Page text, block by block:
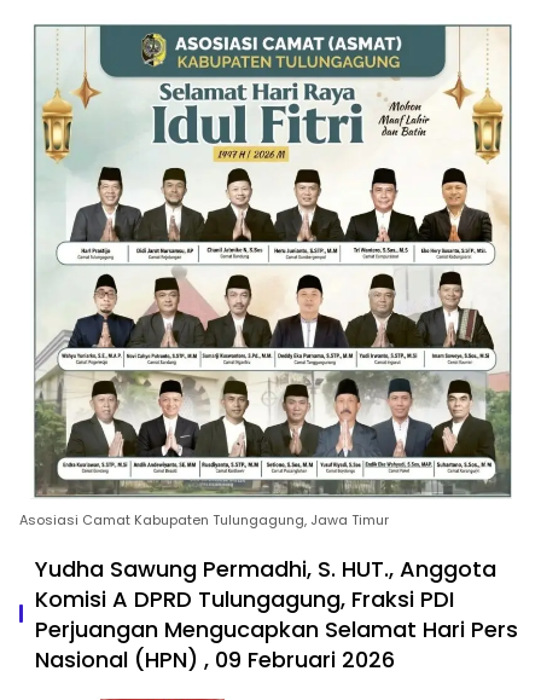
Asosiasi Camat Kabupaten Tulungagung, Jawa Timur
Yudha Sawung Permadhi, S. HUT., Anggota
Komisi A DPRD Tulungagung, Fraksi PDI
Perjuangan Mengucapkan Selamat Hari Pers
Nasional (HPN) , 09 Februari 2026